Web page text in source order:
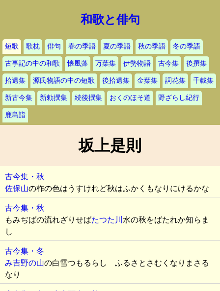
和歌と俳句
短歌 歌枕 俳句 春の季語 夏の季語 秋の季語 冬の季語
古事記の中の和歌 懐風藻 万葉集 伊勢物語 古今集 後撰集
拾遺集 源氏物語の中の短歌 後拾遺集 金葉集 詞花集 千載集
新古今集 新勅撰集 続後撰集 おくのほそ道 野ざらし紀行
鹿島詣
坂上是則
古今集・秋
佐保山の柞の色はうすけれど秋はふかくもなりにけるかな
古今集・秋
もみぢばの流れざりせばたつた川 水の秋をばたれか知らま
し
古今集・冬
み吉野の山の白雪つもるらし ふるさとさむくなりまさる
なり